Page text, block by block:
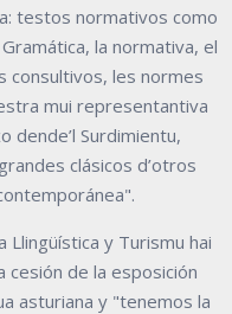
testos normativos como
la normativa, el
consultivos, les normes
mui representantiva
dende’l Surdimientu,
clásicos d’otros
Llingüística y Turismu hai
cesión de la esposición
asturiana y "tenemos la